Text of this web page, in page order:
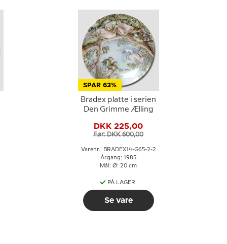
SPAR 63%
Bradex platte i serien
Den Grimme Ælling
DKK 225,00
Før: DKK 600,00
Varenr.: BRADEX14-G65-2-2
Årgang: 1985
Mål: Ø: 20 cm
PÅ LAGER
Se vare